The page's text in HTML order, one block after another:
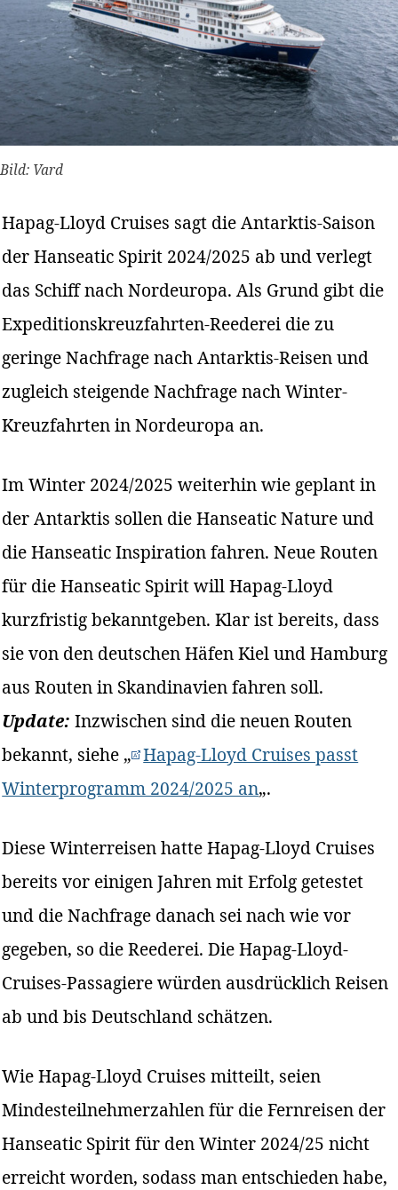
Bild: Vard
Hapag-Lloyd Cruises sagt die Antarktis-Saison
der Hanseatic Spirit 2024/2025 ab und verlegt
das Schiff nach Nordeuropa. Als Grund gibt die
Expeditionskreuzfahrten-Reederei die zu
geringe Nachfrage nach Antarktis-Reisen und
zugleich steigende Nachfrage nach Winter-
Kreuzfahrten in Nordeuropa an.
Im Winter 2024/2025 weiterhin wie geplant in
der Antarktis sollen die Hanseatic Nature und
die Hanseatic Inspiration fahren. Neue Routen
für die Hanseatic Spirit will Hapag-Lloyd
kurzfristig bekanntgeben. Klar ist bereits, dass
sie von den deutschen Häfen Kiel und Hamburg
aus Routen in Skandinavien fahren soll.
Update: Inzwischen sind die neuen Routen
bekannt, siehe „ Hapag-Lloyd Cruises passt
Winterprogramm 2024/2025 an„.
Diese Winterreisen hatte Hapag-Lloyd Cruises
bereits vor einigen Jahren mit Erfolg getestet
und die Nachfrage danach sei nach wie vor
gegeben, so die Reederei. Die Hapag-Lloyd-
Cruises-Passagiere würden ausdrücklich Reisen
ab und bis Deutschland schätzen.
Wie Hapag-Lloyd Cruises mitteilt, seien
Mindesteilnehmerzahlen für die Fernreisen der
Hanseatic Spirit für den Winter 2024/25 nicht
erreicht worden, sodass man entschieden habe,